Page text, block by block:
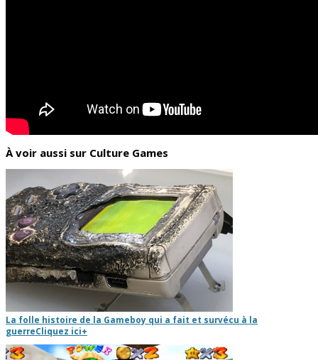
À voir aussi sur Culture Games
La folle histoire de la Gameboy qui a fait et survécu à la
guerreCliquez ici+